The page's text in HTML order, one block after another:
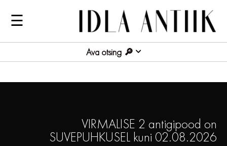
☰
Ava otsing
VIRMALISE 2 antigipood on
SUVEPUHKUSEL kuni 02.08.2026